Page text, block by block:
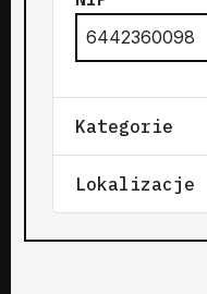
6442360098
Kategorie
Lokalizacje